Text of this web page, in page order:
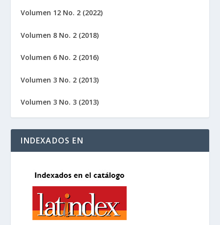
Volumen 12 No. 2 (2022)
Volumen 8 No. 2 (2018)
Volumen 6 No. 2 (2016)
Volumen 3 No. 2 (2013)
Volumen 3 No. 3 (2013)
INDEXADOS EN